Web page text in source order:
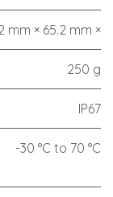
mm × 65.2 mm ×
250 g
IP67
-30 °C to 70 °C